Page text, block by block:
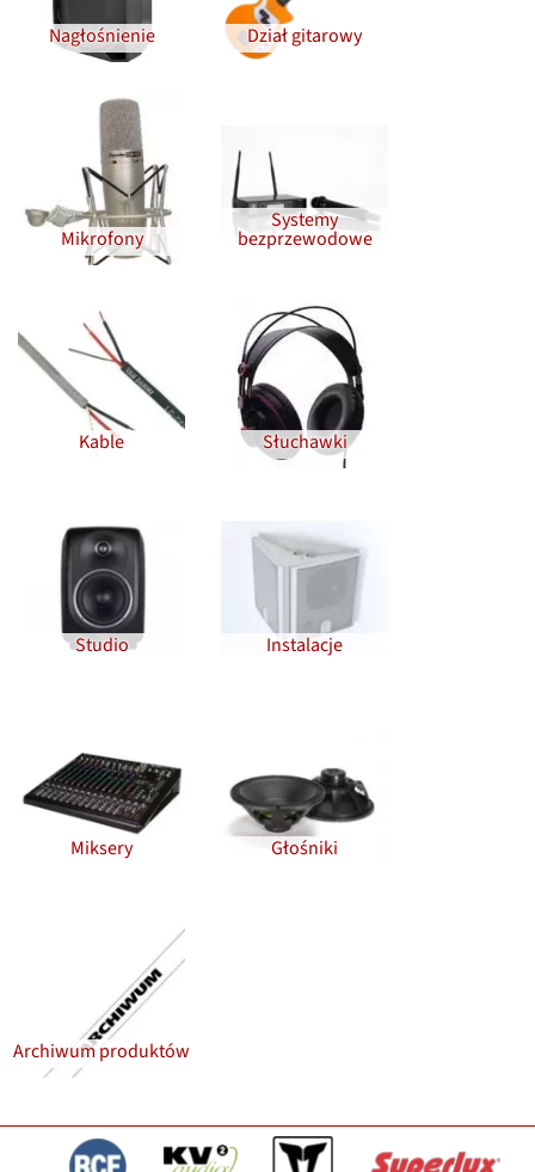
Nagłośnienie Dział gitarowy
Mikrofony
Systemy
bezprzewodowe
Kable Słuchawki
Studio Instalacje
Miksery Głośniki
Archiwum produktów